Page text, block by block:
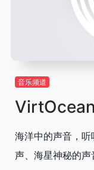
音乐频道
VirtOcean
海洋中的声音，
声、海星神秘的声